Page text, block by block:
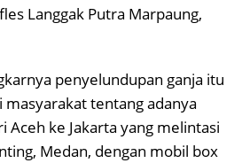
Langgak Putra Marpaung,
penyelundupan ganja itu
tentang adanya
Aceh ke Jakarta yang melintasi
Medan, dengan mobil box